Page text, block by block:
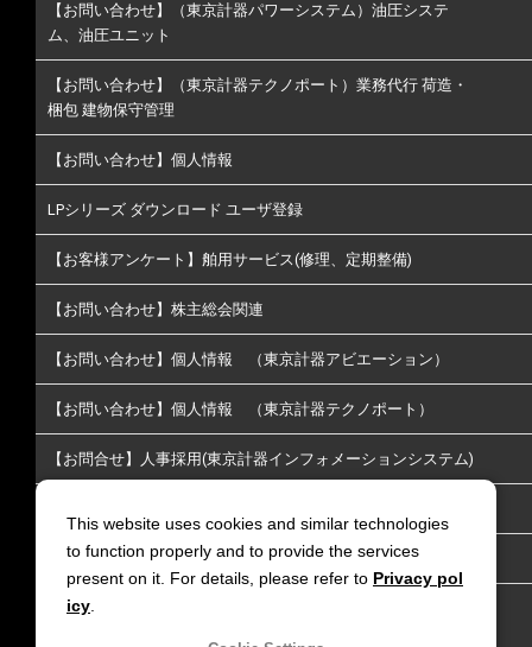
【お問い合わせ】（東京計器パワーシステム）油圧システ
ム、油圧ユニット
【お問い合わせ】（東京計器テクノポート）業務代行 荷造・
梱包 建物保守管理
【お問い合わせ】個人情報
LPシリーズ ダウンロード ユーザ登録
【お客様アンケート】舶用サービス(修理、定期整備)
【お問い合わせ】株主総会関連
【お問い合わせ】個人情報 （東京計器アビエーション）
【お問い合わせ】個人情報 （東京計器テクノポート）
【お問合せ】人事採用(東京計器インフォメーションシステム)
【お問い合わせ】放送通信
【お問い合わせ】リチウムイオン電池火災延焼防止｜LiGIS 延
This website uses cookies and similar technologies
to function properly and to provide the services
present on it. For details, please refer to Privacy pol
icy